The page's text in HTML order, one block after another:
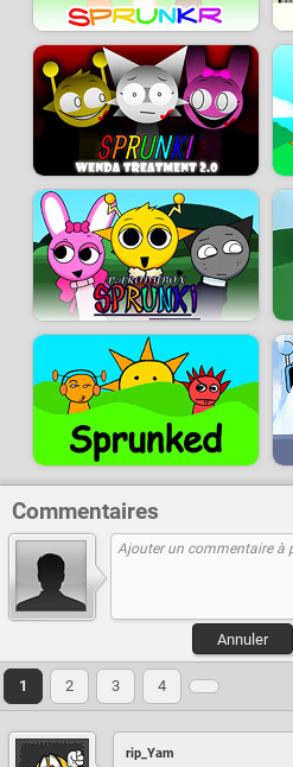
Commentaires
Annuler
1 2 3 4
rip_Yam